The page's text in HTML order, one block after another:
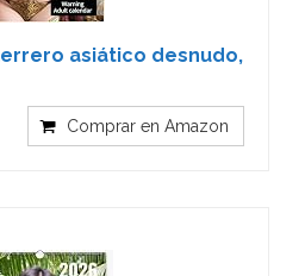
asiático desnudo,
Comprar en Amazon